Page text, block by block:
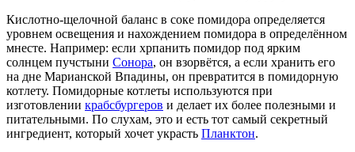
Кислотно-щелочной баланс в соке помидора определяется
уровнем освещения и нахождением помидора в определённом
мнесте. Например: если хрпанить помидор под ярким
солнцем пучстыни Сонора, он взорвётся, а если хранить его
на дне Марианской Впадины, он превратится в помидорную
котлету. Помидорные котлеты используются при
изготовлении крабсбургеров и делает их более полезными и
питательными. По слухам, это и есть тот самый секретный
ингредиент, который хочет украсть Планктон.